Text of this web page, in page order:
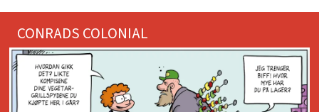
CONRADS COLONIAL